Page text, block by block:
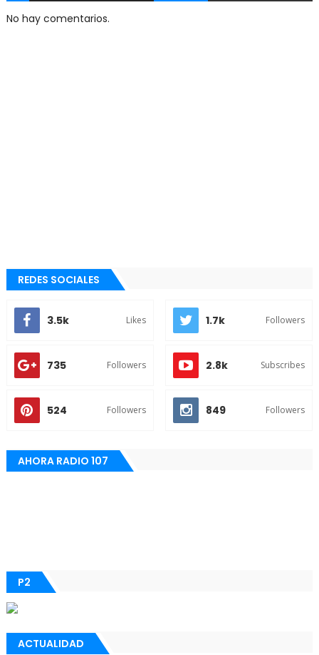
No hay comentarios.
REDES SOCIALES
3.5k Likes 1.7k Followers
735 Followers 2.8k Subscribes
524 Followers 849 Followers
AHORA RADIO 107
P2
ACTUALIDAD